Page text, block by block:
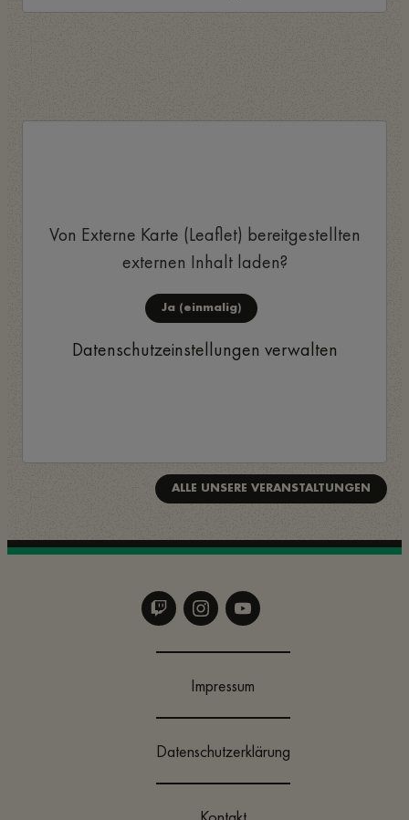
Von Externe Karte (Leaflet) bereitgestellten
externen Inhalt laden?
Ja (einmalig)
Datenschutzeinstellungen verwalten
ALLE UNSERE VERANSTALTUNGEN
Impressum
Datenschutzerklärung